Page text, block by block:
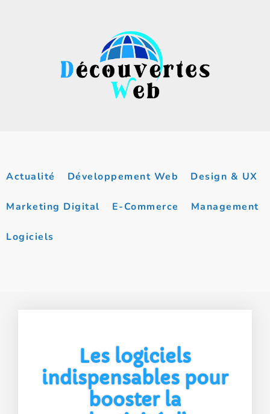
Actualité Développement Web Design & UX
Marketing Digital E-Commerce Management
Logiciels
Les logiciels
indispensables pour
booster la